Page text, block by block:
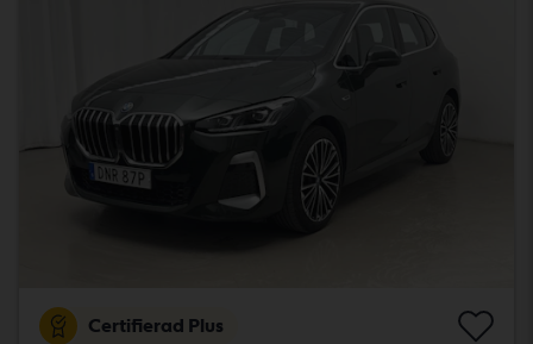
Certifierad Plus